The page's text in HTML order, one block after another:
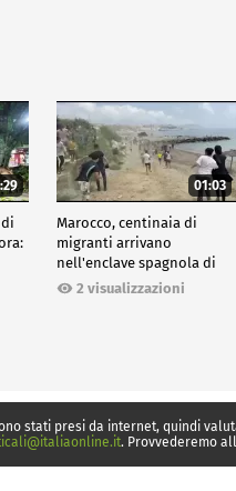
01:03
Marocco, centinaia di
migranti arrivano
nell'enclave spagnola di
Ceuta2 visualizzazioni
stati presi da internet, quindi
. Provvederemo